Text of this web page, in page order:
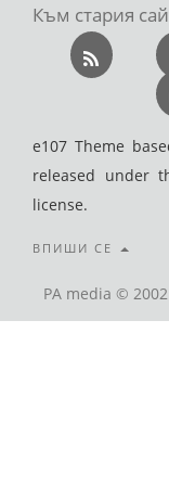
Към стария
e107 Theme
released under
license.
ВПИШИ СЕ
PA media ©